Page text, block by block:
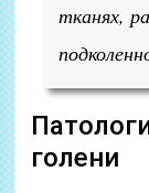
тканях,
голени